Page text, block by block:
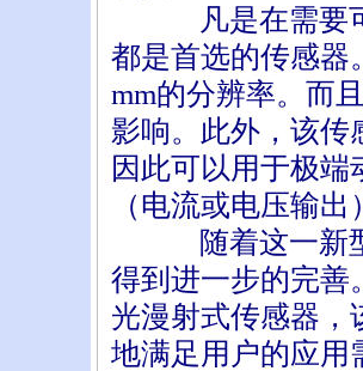
凡是在需要可
都是首选的传感器
mm的分辨率。而
影响。此外，该传
因此可以用于极
（电流或电压输出
随着这一新型
得到进一步的完善
光漫射式传感器，
地满足用户的应用